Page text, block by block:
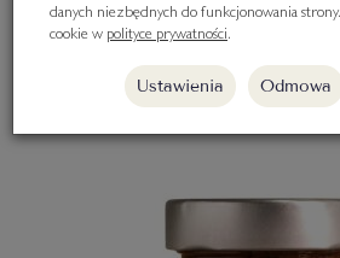
Do koszyka
danych niezbędnych do funkcjonowania
cookie w polityce prywatności.
Ustawienia Odmowa